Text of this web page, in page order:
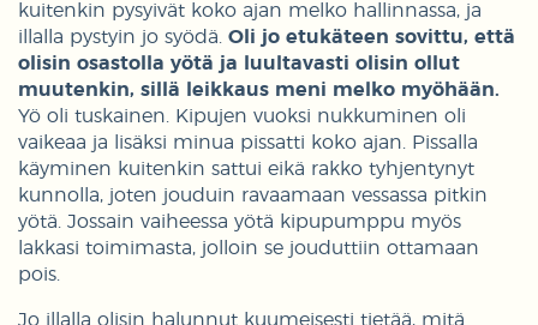
kuitenkin pysyivät koko ajan melko hallinnassa, ja
illalla pystyin jo syödä. Oli jo etukäteen sovittu, että
olisin osastolla yötä ja luultavasti olisin ollut
muutenkin, sillä leikkaus meni melko myöhään.
Yö oli tuskainen. Kipujen vuoksi nukkuminen oli
vaikeaa ja lisäksi minua pissatti koko ajan. Pissalla
käyminen kuitenkin sattui eikä rakko tyhjentynyt
kunnolla, joten jouduin ravaamaan vessassa pitkin
yötä. Jossain vaiheessa yötä kipupumppu myös
lakkasi toimimasta, jolloin se jouduttiin ottamaan
pois.
Jo illalla olisin halunnut kuumeisesti tietää, mitä